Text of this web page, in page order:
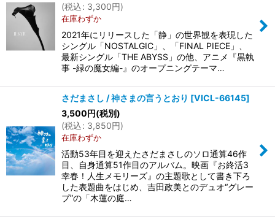
(税込: 3,300円)
在庫わずか
2021年にリリースした「静」の世界観を表現した
シングル「NOSTALGIC」、「FINAL PIECE」、
最新シングル「THE ABYSS」の他、アニメ『黒執
事 -緑の魔女編-』のオープニングテーマ…
さだまさし / 神さまの言うとおり [VICL-66145]
3,500円(税別)
(税込: 3,850円)
在庫わずか
活動53年目を迎えたさだまさしのソロ通算46作
目、自身通算51作目のアルバム。映画『お終活3
幸春！人生メモリーズ』の主題歌として書き下ろ
した表題曲をはじめ、吉田政美とのデュオ“グレー
プ”の「木蓮の庭…